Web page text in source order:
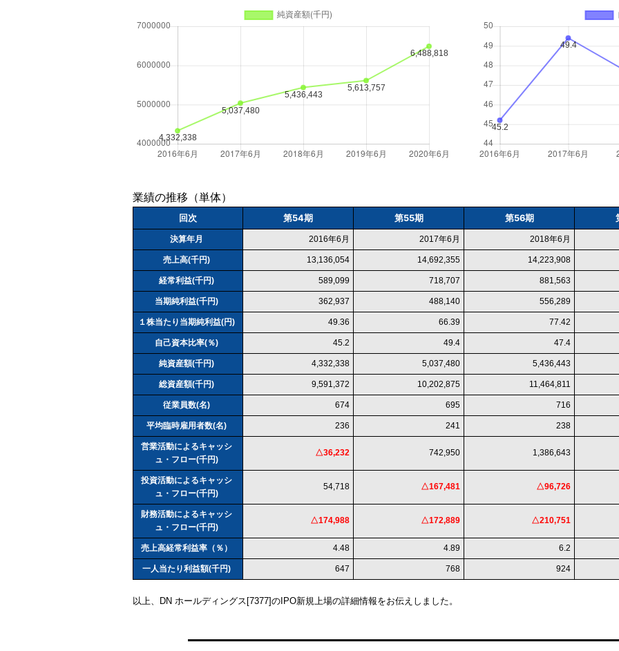
業績の推移（単体）
回次 第54期 第55期 第56期
決算年月 2016年6月 2017年6月 2018年6月
売上高(千円) 13,136,054 14,692,355 14,223,908
経常利益(千円) 589,099 718,707 881,563
当期純利益(千円) 362,937 488,140 556,289
１株当たり当期純利益(円) 49.36 66.39 77.42
自己資本比率(％) 45.2 49.4 47.4
純資産額(千円) 4,332,338 5,037,480 5,436,443
総資産額(千円) 9,591,372 10,202,875 11,464,811
従業員数(名) 674 695 716
平均臨時雇用者数(名) 236 241 238
営業活動によるキャッシ
ュ・フロー(千円)
△36,232 742,950 1,386,643
投資活動によるキャッシ
ュ・フロー(千円)
54,718 △167,481 △96,726
財務活動によるキャッシ
ュ・フロー(千円)
△174,988 △172,889 △210,751
売上高経常利益率（％） 4.48 4.89 6.2
一人当たり利益額(千円) 647 768 924
以上、DN ホールディングス[7377]のIPO新規上場の詳細情報をお伝えしました。